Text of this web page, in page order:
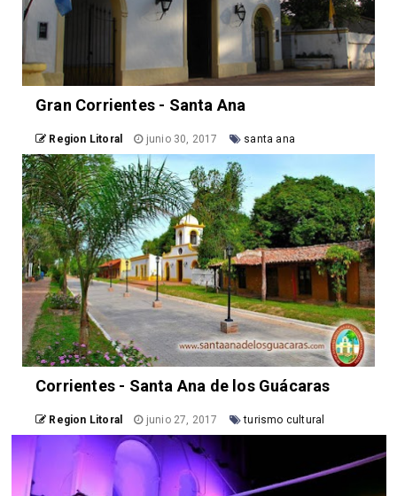
Gran Corrientes - Santa Ana
Region Litoral junio 30, 2017 santa ana
Corrientes - Santa Ana de los Guácaras
Region Litoral junio 27, 2017 turismo cultural